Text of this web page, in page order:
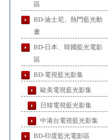
區
BD-迪士尼、熱門藍光動
畫
BD-日本、韓國藍光電影
區
BD-電視藍光影集
歐美電視藍光影集
日韓電視藍光影集
中港台電視藍光影集
BD-印度藍光電影區